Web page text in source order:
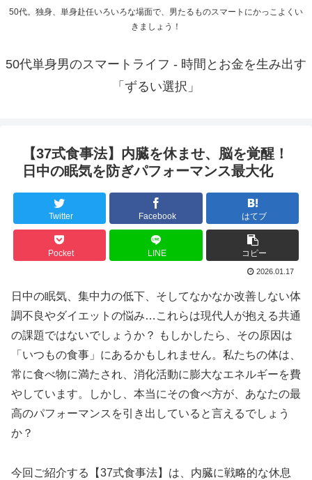
50代。独身、単身赴任いろいろな場面で、男たるものスマートにかっこよくい
きましょう！
50代単身男のスマートライフ - 時間とお金を生み出す
「ずるい選択」
【37式食事法】内臓を休ませ、脳を覚醒！
日中の眠気を防ぎパフォーマンス最大化
Twitter Facebook はてブ
Pocket LINE コピー
2026.01.17
日中の眠気、集中力の低下、そしてなかなか改善しない体
調不良やダイエットの悩み…これらは現代人が抱える共通
の課題ではないでしょうか？ もしかしたら、その原因は
「いつもの食事」にあるかもしれません。私たちの体は、
常に食べ物に満たされ、消化活動に膨大なエネルギーを費
やしています。しかし、本当にその食べ方が、あなたの最
高のパフォーマンスを引き出していると言えるでしょう
か？
今回ご紹介する【37式食事法】は、内臓に戦略的な休息